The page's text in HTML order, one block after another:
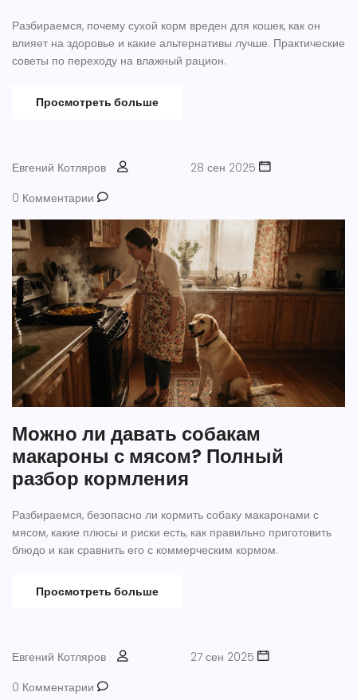
Разбираемся, почему сухой корм вреден для кошек, как он
влияет на здоровье и какие альтернативы лучше. Практические
советы по переходу на влажный рацион.
Просмотреть больше
Евгений Котляров
28 сен 2025
0 Комментарии
Можно ли давать собакам
макароны с мясом? Полный
разбор кормления
Разбираемся, безопасно ли кормить собаку макаронами с
мясом, какие плюсы и риски есть, как правильно приготовить
блюдо и как сравнить его с коммерческим кормом.
Просмотреть больше
Евгений Котляров
27 сен 2025
0 Комментарии